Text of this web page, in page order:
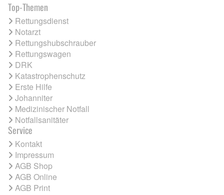
Top-Themen
Rettungsdienst
Notarzt
Rettungshubschrauber
Rettungswagen
DRK
Katastrophenschutz
Erste Hilfe
Johanniter
Medizinischer Notfall
Notfallsanitäter
Service
Kontakt
Impressum
AGB Shop
AGB Online
AGB Print